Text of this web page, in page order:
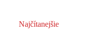
Najčítanejšie